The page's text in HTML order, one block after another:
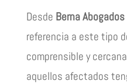
Desde Berna Abogados
referencia a este tipo
comprensible y
aquellos afectados